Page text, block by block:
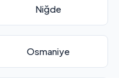
Niğde
Osmaniye